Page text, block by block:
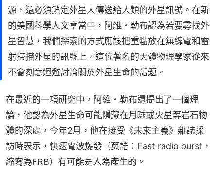
源，還必須鎖定外星人傳送給人類的外星訊號。在新
的美國科學人文章當中，阿維・勒布認為若要尋找外
星智慧，我們探索的方式應該把重點放在無線電和雷
射掃描外星的訊號上，這位著名的天體物理學家從來
不會刻意迴避討論關於外星生命的話題。
在最近的一項研究中，阿維・勒布還提出了一個理
論，他認為外星生命可能隱藏在月球或火星等岩石物
體的深處，今年2月，他在接受《未來主義》雜誌採
訪時表示，快速電波爆發（英語：Fast radio burst，
縮寫為FRB）有可能是人為產生的。